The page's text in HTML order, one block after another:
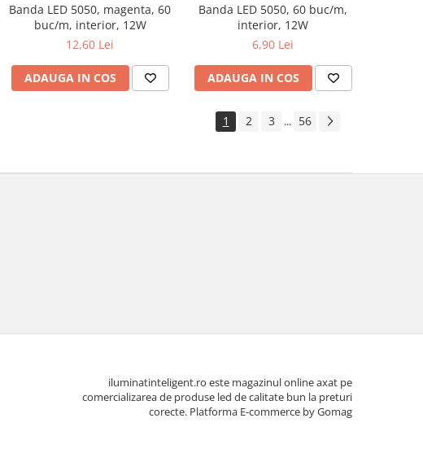
Banda LED 5050, magenta, 60
buc/m, interior, 12W
12,60 Lei
ADAUGA IN COS
Banda LED 5050, 60 buc/m,
interior, 12W
6,90 Lei
ADAUGA IN COS
1 2 3 ... 56
iluminatinteligent.ro este magazinul online axat pe
comercializarea de produse led de calitate bun la preturi
corecte. Platforma E-commerce by Gomag